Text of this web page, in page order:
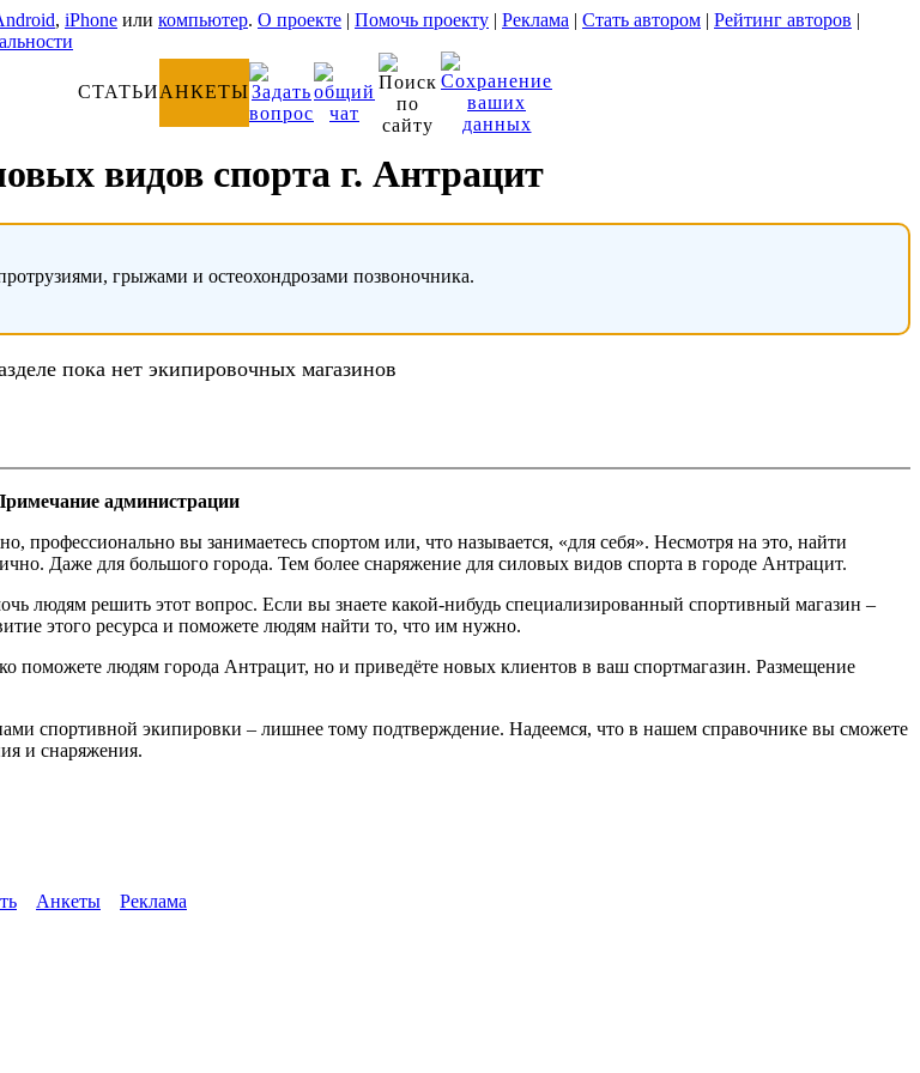
, iPhone или компьютер. О проекте | Помочь проекту | Реклама | Стать автором | Рейтинг авторов |
СТАТЬИАНКЕТЫ
видов спорта г. Антрацит
грыжами и остеохондрозами позвоночника.
пока нет экипировочных магазинов
администрации
вы занимаетесь спортом или, что называется, «для себя». Несмотря на это, найти
Даже для большого города. Тем более снаряжение для силовых видов спорта в городе Антрацит.
людям решить этот вопрос. Если вы знаете какой-нибудь специализированный спортивный магазин –
этого ресурса и поможете людям найти то, что им нужно.
поможете людям города Антрацит, но и приведёте новых клиентов в ваш спортмагазин. Размещение
спортивной экипировки – лишнее тому подтверждение. Надеемся, что в нашем справочнике вы сможете
и снаряжения.
Анкеты Реклама